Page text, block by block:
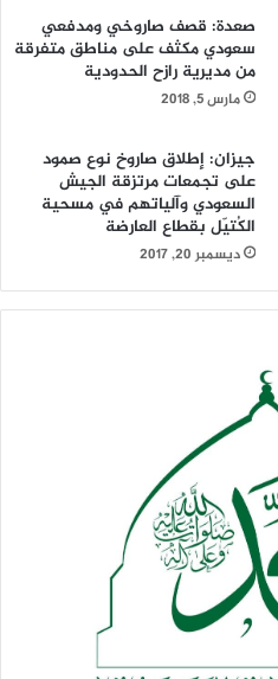
صعدة: قصف صاروخي ومدفعي
سعودي مكثف على مناطق متفرقة
من مديرية رازح الحدودية
مارس 5, 2018
جيزان: إطلاق صاروخ نوع صمود
على تجمعات مرتزقة الجيش
السعودي وآلياتهم في مسحية
الكُتيّل بقطاع العارضة
ديسمبر 20, 2017